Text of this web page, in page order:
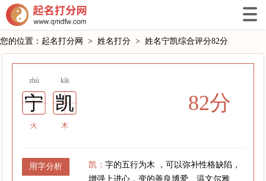
您的位置： 起名打分网 > 姓名打分 > 姓名宁凯综合评分82分
zhù kǎi
宁 凯
火 木
82分
用字分析 凯：字的五行为木 ，可以弥补性格缺陷，
增强上进心，变的善良博爱、温文尔雅、